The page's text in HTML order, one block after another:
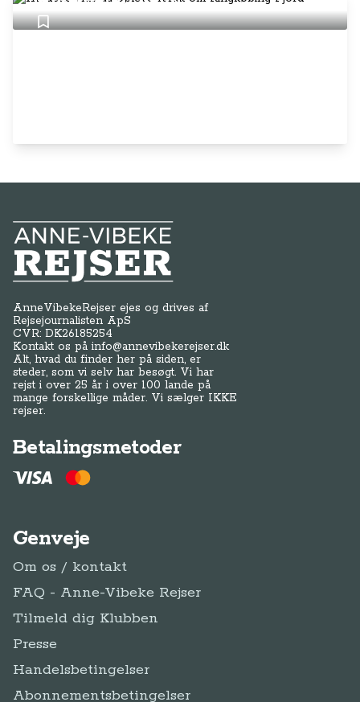
Anne-Vibeke Rejser
AnneVibekeRejser ejes og drives af
Rejsejournalisten ApS
CVR: DK26185254
Kontakt os påinfo@annevibekerejser.dk
Alt, hvad du finder her på siden, er
steder, som vi selv har besøgt. Vi har
rejst i over 25 år i over 100 lande på
mange forskellige måder. Vi sælger IKKE
rejser.
Betalingsmetoder
Genveje
Om os / kontakt
FAQ - Anne-Vibeke Rejser
Tilmeld dig Klubben
Presse
Handelsbetingelser
Abonnementsbetingelser